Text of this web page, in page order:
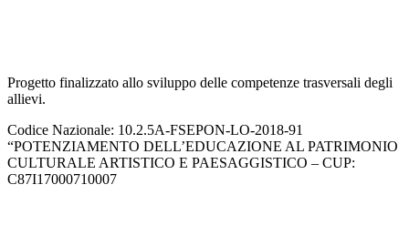
Progetto finalizzato allo sviluppo delle competenze trasversali degli
allievi.
Codice Nazionale: 10.2.5A-FSEPON-LO-2018-91
“POTENZIAMENTO DELL’EDUCAZIONE AL PATRIMONIO
CULTURALE ARTISTICO E PAESAGGISTICO – CUP:
C87I17000710007